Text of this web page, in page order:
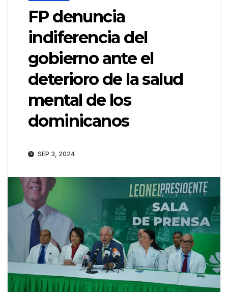
FP denuncia
indiferencia del
gobierno ante el
deterioro de la salud
mental de los
dominicanos
SEP 3, 2024